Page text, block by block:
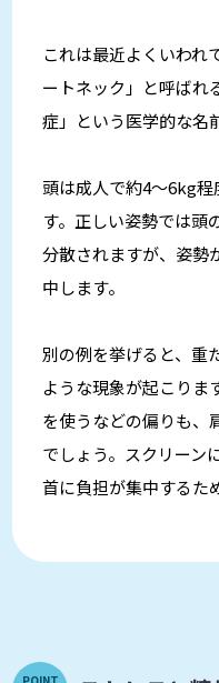
これは最近よくいわれ
ートネック」と呼ばれ
症」という医学的な名
頭は成人で約4〜6kg
す。正しい姿勢では頭
分散されますが、姿勢
中します。
別の例を挙げると、重
ような現象が起こりま
を使うなどの偏りも、
でしょう。スクリーン
首に負担が集中するた